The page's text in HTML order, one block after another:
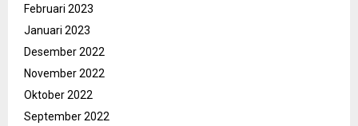
Februari 2023
Januari 2023
Desember 2022
November 2022
Oktober 2022
September 2022